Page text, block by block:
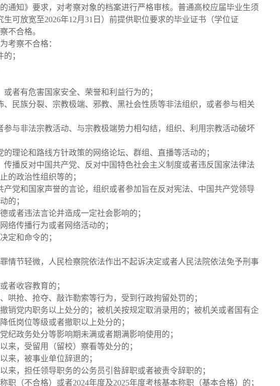
通知》要求，对考察对象的档案进行严格审核。普通高校应届毕业生须
生可放宽至2026年12月31日）前提供职位要求的毕业证书（学位证
不合格。
考察不合格：
；
或者有危害国家安全、荣誉和利益行为的；
、民族分裂、宗教极端、邪教、黑社会性质等非法组织，或者参与相关
参与非法宗教活动、与宗教极端势力相勾结，组织、利用宗教活动破坏
的理论和路线方针政策的网络论坛、群组、直播等活动的；
传播反对中国共产党、反对中国特色社会主义制度或者违反国家法律法
的政治性组织等的；
产党和国家声誉的言论，组织或者参加旨在反对宪法、中国共产党领导
的；
或者违法言论并造成一定社会影响的；
络传播行为或者网络活动的；
定和命令的；
情节轻微，人民检察院依法作出不起诉决定或者人民法院依法免予刑事
者收容教育的；
哄抢、抢夺、敲诈勒索等行为，受到行政拘留处罚的；
销党内职务以上处分的；被机关按规定取消录用的；被机关或者国有企
低岗位等级或者撤职以上处分的；
纪政务处分等影响期未满或者期满影响使用的；
来，受留用（留校）察看等处分的；
来，被事业单位辞退的；
以来，担任领导职务的公务员引咎辞职或者被责令辞职的；
职（不合格）或者2024年度及2025年度考核基本称职（基本合格）的；